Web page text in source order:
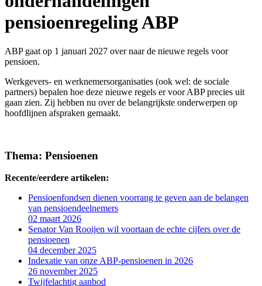
pensioenregeling ABP
ABP gaat op 1 januari 2027 over naar de nieuwe regels voor
pensioen.
Werkgevers- en werknemersorganisaties (ook wel: de sociale
partners) bepalen hoe deze nieuwe regels er voor ABP precies uit
gaan zien. Zij hebben nu over de belangrijkste onderwerpen op
hoofdlijnen afspraken gemaakt.
Thema: Pensioenen
Recente/eerdere artikelen:
Pensioenfondsen dienen voorrang te geven aan de belangen
van pensioendeelnemers
02 maart 2026
Senator Van Rooijen wil voortaan de echte cijfers over de
pensioenen
04 december 2025
Indexatie van onze ABP-pensioenen in 2026
26 november 2025
Twijfelachtig aanbod